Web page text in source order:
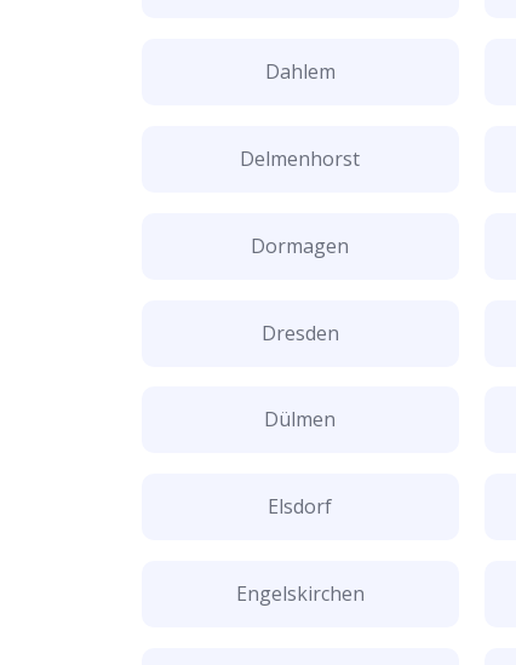
Dahlem
Delmenhorst
Dormagen
Dresden
Dülmen
Elsdorf
Engelskirchen